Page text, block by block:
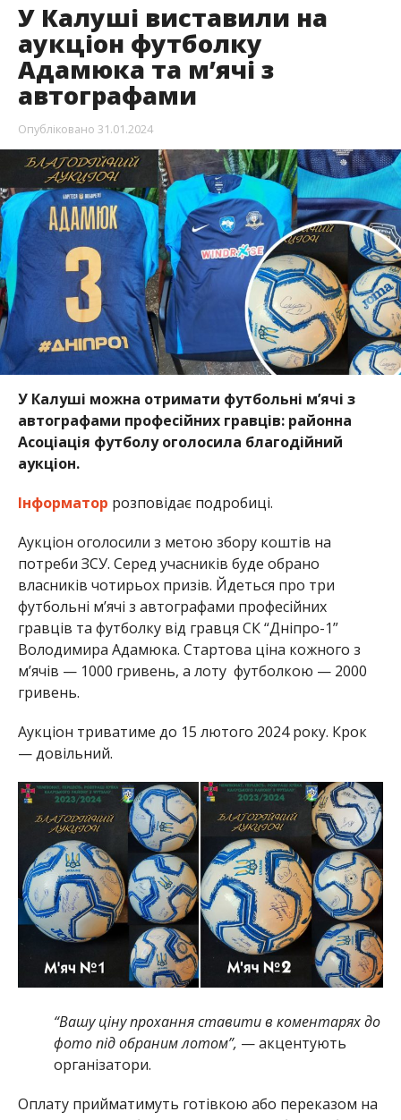
У Калуші виставили на
аукціон футболку
Адамюка та м’ячі з
автографами
Опубліковано 31.01.2024
У Калуші можна отримати футбольні м’ячі з
автографами професійних гравців: районна
Асоціація футболу оголосила благодійний
аукціон.
Інформатор розповідає подробиці.
Аукціон оголосили з метою збору коштів на
потреби ЗСУ. Серед учасників буде обрано
власників чотирьох призів. Йдеться про три
футбольні м’ячі з автографами професійних
гравців та футболку від гравця СК “Дніпро-1”
Володимира Адамюка. Стартова ціна кожного з
м’ячів — 1000 гривень, а лоту футболкою — 2000
гривень.
Аукціон триватиме до 15 лютого 2024 року. Крок
— довільний.
“Вашу ціну прохання ставити в коментарях до
фото під обраним лотом”, — акцентують
організатори.
Оплату прийматимуть готівкою або переказом на